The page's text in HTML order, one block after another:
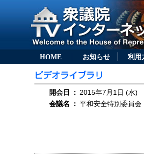
HOME お知らせ 利用
開会日 ： 2015年7月1日 (水)
会議名
： 平和安全特別委員会